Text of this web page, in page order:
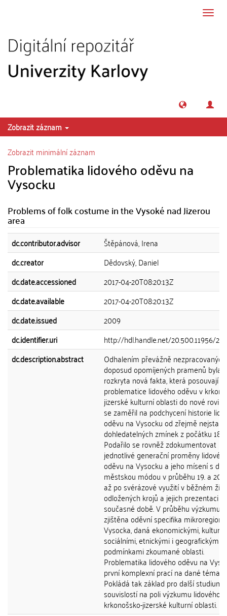
Zobrazit záznam
Zobrazit minimální záznam
Problematika lidového oděvu na
Vysocku
Problems of folk costume in the Vysoké nad Jizerou
area
dc.contributor.advisor
Štěpánová, Irena
dc.creator
Dědovský, Daniel
dc.date.accessioned
2017-04-20T08:20:13Z
dc.date.available
2017-04-20T08:20:13Z
dc.date.issued
2009
dc.identifier.uri
http://hdl.handle.net/20.500.11956/
dc.description.abstract
Odhalením převážně
doposud opomíjených pramenů byla
rozkryta nová fakta, která posouvají
problematice lidového oděvu v
jizerské kulturní oblasti do nové
se zaměřil na podchycení historie
oděvu na Vysocku od zřejmě
dohledatelných zmínek z počátku 18.
Podařilo se rovněž zdokumentovat
jednotlivé generační proměny
oděvu na Vysocku a jeho mísení s
městskou módou v průběhu 19. a 20.
až po svérázové využití v běžném
odložených krojů a jejich prezentaci v
současné době. V průběhu výzkumu
zjištěna oděvní specifika mikroregionu
Vysocka, daná ekonomickými,
sociálními, etnickými i geografickými
podmínkami zkoumané oblasti.
Problematika lidového oděvu na
první komplexní prací na dané téma.
Pokládá tak základ pro další studium
souvislostí na poli výzkumu lidového
krkonošsko-jizerské kulturní oblasti.